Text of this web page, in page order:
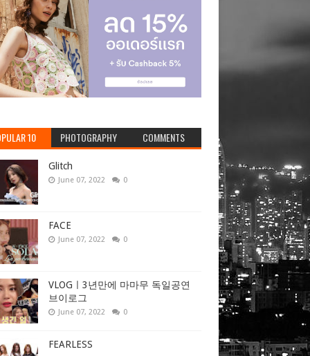
10 PHOTOGRAPHY COMMENTS
Glitch
June 07, 2022 0
FACE
June 07, 2022 0
VLOGㅣ3년만에 마마무 독일공연
브이로그
June 07, 2022 0
FEARLESS